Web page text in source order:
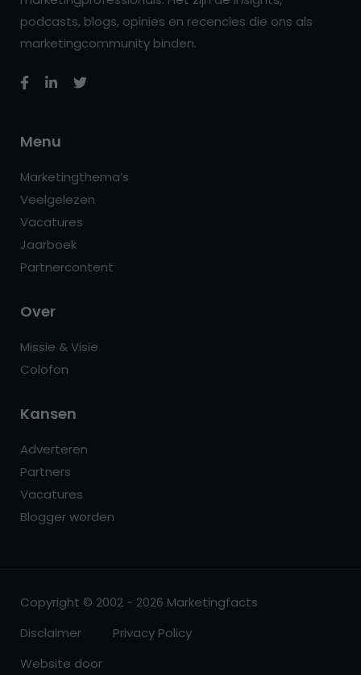
podcasts, blogs, opinies en recencies die ons als
marketingcommunity binden.
Menu
Marketingthema’s
Veelgelezen
Vacatures
Jaarboek
Partnercontent
Over
Missie & Visie
Colofon
Kansen
Adverteren
Partners
Vacatures
Blogger worden
Copyright © 2002 - 2026 Marketingfacts
Disclaimer
Privacy Policy
Website door